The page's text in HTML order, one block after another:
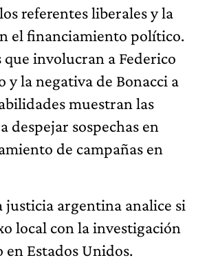
referentes liberales y la
el financiamiento político.
que involucran a Federico
y la negativa de Bonacci a
muestran las
despejar sospechas en
de campañas en
justicia argentina analice si
local con la investigación
en Estados Unidos.